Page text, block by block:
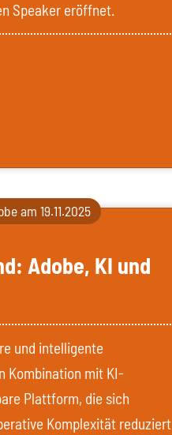
Speaker eröffnet.
am 19.11.2025
Adobe, KI und
und intelligente
Kombination mit KI-
Plattform, die sich
Komplexität reduziert